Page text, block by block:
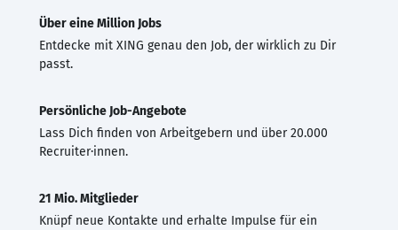
Über eine Million Jobs
Entdecke mit XING genau den Job, der wirklich zu Dir
passt.
Persönliche Job-Angebote
Lass Dich finden von Arbeitgebern und über 20.000
Recruiter·innen.
21 Mio. Mitglieder
Knüpf neue Kontakte und erhalte Impulse für ein